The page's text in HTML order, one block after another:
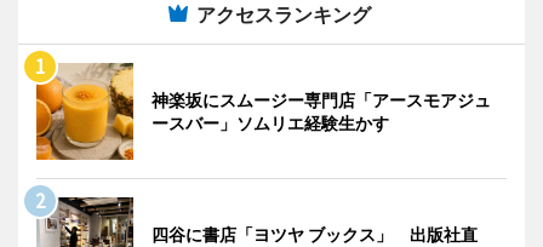
アクセスランキング
神楽坂にスムージー専門店「アースモアジュ
ースバー」ソムリエ経験生かす
四谷に書店「ヨツヤ ブックス」 出版社直